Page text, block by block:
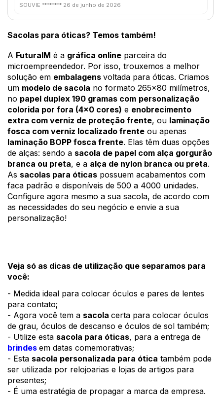
SOUVIE ******** 26 de junho de 2026
Sacolas para óticas? Temos também!
A FuturaIM é a gráfica online parceira do
microempreendedor. Por isso, trouxemos a melhor
solução em embalagens voltada para óticas. Criamos
um modelo de sacola no formato 265x80 milímetros,
no papel duplex 190 gramas com personalização
colorida por fora (4x0 cores) e enobrecimento
extra com verniz de proteção frente, ou laminação
fosca com verniz localizado frente
laminação BOPP fosca frente. Elas têm duas opções
de alças: sendo a sacola de papel com alça gorgurão
branca ou preta, e a alça de nylon branca ou preta.
As sacolas para óticas possuem acabamentos com
faca padrão e disponíveis de 500 a 4000 unidades.
Configure agora mesmo a sua sacola, de acordo com
as necessidades do seu negócio e envie a sua
personalização!
Veja só as dicas de utilização que separamos para
você:
- Medida ideal para colocar óculos e pares de lentes
para contato;
- Agora você tem a sacola certa para colocar óculos
de grau, óculos de descanso e óculos de sol também;
- Utilize esta sacola para óticas
brindes em datas comemorativas;
- Esta sacola personalizada para ótica também pode
ser utilizada por relojoarias e lojas de artigos para
presentes;
- É uma estratégia de propagar a marca da empresa.